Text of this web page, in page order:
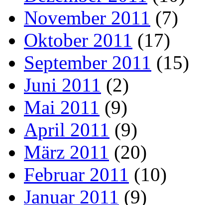
November 2011 (7)
Oktober 2011 (17)
September 2011 (15)
Juni 2011 (2)
Mai 2011 (9)
April 2011 (9)
März 2011 (20)
Februar 2011 (10)
Januar 2011 (9)